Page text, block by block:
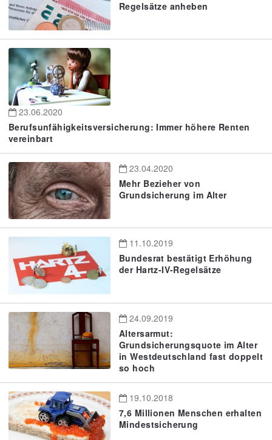
Regelsätze anheben
23.06.2020
Berufsunfähigkeitsversicherung: Immer höhere Renten
vereinbart
23.04.2020
Mehr Bezieher von
Grundsicherung im Alter
11.10.2019
Bundesrat bestätigt Erhöhung
der Hartz-IV-Regelsätze
24.09.2019
Altersarmut:
Grundsicherungsquote im Alter
in Westdeutschland fast doppelt
so hoch
19.10.2018
7,6 Millionen Menschen erhalten
Mindestsicherung